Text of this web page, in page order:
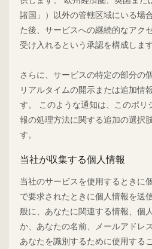
諸国」）以外の管轄区域にいる場
た後、サービスへの継続的なアク
受け入れるという承認を構成しま
さらに、サービスの特定の部分の
リアルタイムの開示または追加情
す。 このような通知は、このポリ
報の処理方法に関する追加の選択
す。
当社が収集する個人情報
当社のサービスを使用するときに
で要求されたときに個人情報を送
般に、あなたに関連する情報、個
か、あなたの名前、メールアドレ
あなたを識別するために使用する